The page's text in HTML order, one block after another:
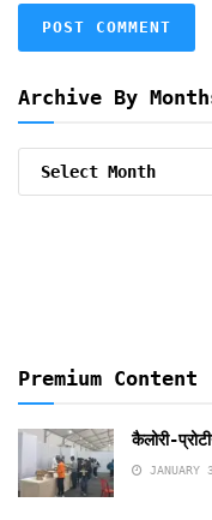
Archive By
Premium Content
कैलोरी-